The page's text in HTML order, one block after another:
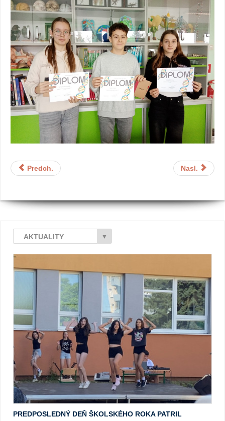
Predch. Nasl.
AKTUALITY ▼
PREDPOSLEDNÝ DEŇ ŠKOLSKÉHO ROKA PATRIL